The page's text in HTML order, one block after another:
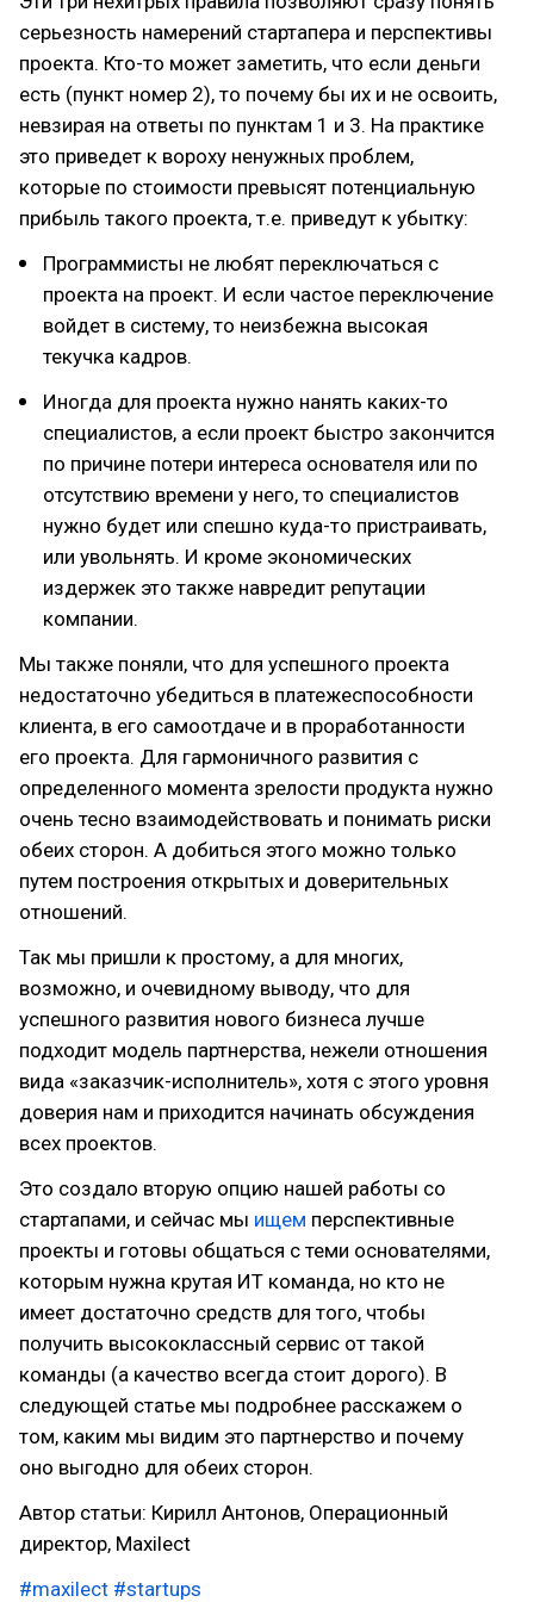
серьезность намерений стартапера и перспективы
проекта. Кто-то может заметить, что если деньги
есть (пункт номер 2), то почему бы их и не освоить,
невзирая на ответы по пунктам 1 и 3. На практике
это приведет к вороху ненужных проблем,
которые по стоимости превысят потенциальную
прибыль такого проекта, т.е. приведут к убытку:
Программисты не любят переключаться с
проекта на проект. И если частое переключение
войдет в систему, то неизбежна высокая
текучка кадров.
Иногда для проекта нужно нанять каких-то
специалистов, а если проект быстро закончится
по причине потери интереса основателя или по
отсутствию времени у него, то специалистов
нужно будет или спешно куда-то пристраивать,
или увольнять. И кроме экономических
издержек это также навредит репутации
компании.
Мы также поняли, что для успешного проекта
недостаточно убедиться в платежеспособности
клиента, в его самоотдаче и в проработанности
его проекта. Для гармоничного развития с
определенного момента зрелости продукта нужно
очень тесно взаимодействовать и понимать риски
обеих сторон. А добиться этого можно только
путем построения открытых и доверительных
отношений.
Так мы пришли к простому, а для многих,
возможно, и очевидному выводу, что для
успешного развития нового бизнеса лучше
подходит модель партнерства, нежели отношения
вида «заказчик-исполнитель», хотя с этого уровня
доверия нам и приходится начинать обсуждения
всех проектов.
Это создало вторую опцию нашей работы со
стартапами, и сейчас мы ищем перспективные
проекты и готовы общаться с теми основателями,
которым нужна крутая ИТ команда, но кто не
имеет достаточно средств для того, чтобы
получить высококлассный сервис от такой
команды (а качество всегда стоит дорого). В
следующей статье мы подробнее расскажем о
том, каким мы видим это партнерство и почему
оно выгодно для обеих сторон.
Автор статьи: Кирилл Антонов, Операционный
директор, Maxilect
#maxilect #startups